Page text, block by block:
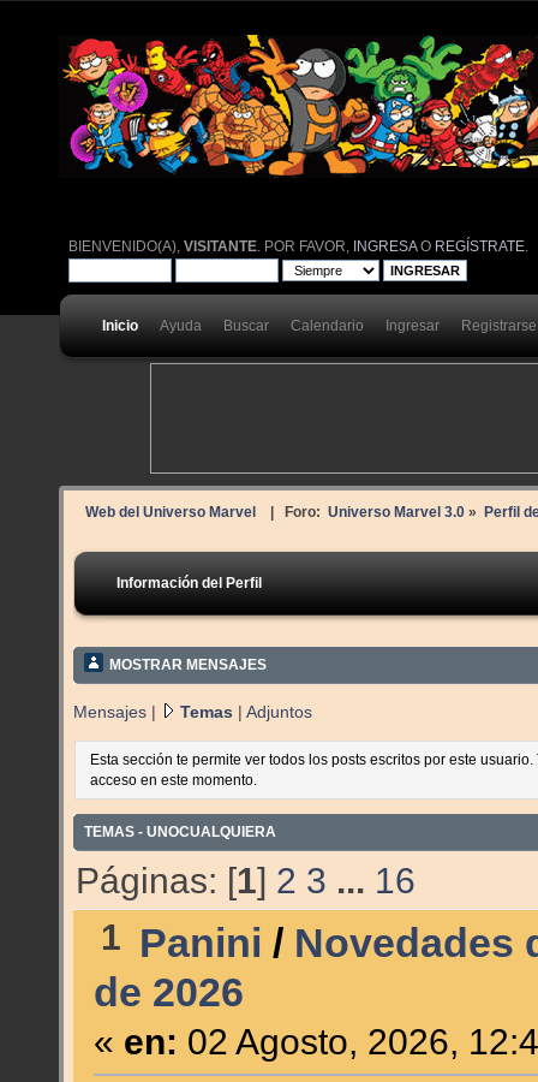
BIENVENIDO(A),VISITANTE . POR FAVOR, INGRESAO REGÍSTRATE
Inicio Ayuda Buscar Calendario Ingresar Registrarse
Web del Universo Marvel | Foro: Universo Marvel 3.0» Perfil
Información del Perfil
MOSTRAR MENSAJES
Mensajes | Temas | Adjuntos
Esta sección te permite ver todos los posts escritos por este
acceso en este momento.
TEMAS - UNOCUALQUIERA
Páginas: [1] 2 3 ... 16
1 Panini / Novedades
de 2026
« en: 02 Agosto, 2026,